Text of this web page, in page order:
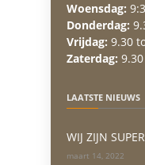
Woensdag:
Donderdag:
Vrijdag: 9.30
Zaterdag:
LAATSTE NIEUWS
WIJ ZIJN
maart 14, 2022